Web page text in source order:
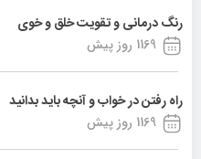
رنگ درمانی و تقویت خلق و خوی
1169 روز پیش
راه رفتن در خواب و آنچه باید بدانید
1169 روز پیش